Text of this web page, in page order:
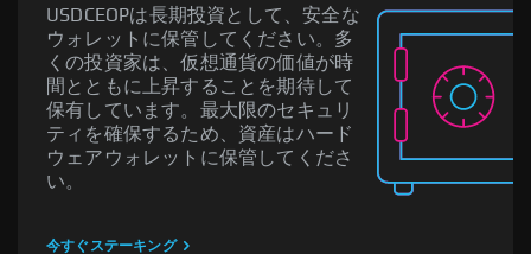
USDCEOPは長期投資として、安全な
ウォレットに保管してください。多
くの投資家は、仮想通貨の価値が時
間とともに上昇することを期待して
保有しています。最大限のセキュリ
ティを確保するため、資産はハード
ウェアウォレットに保管してくださ
い。
今すぐステーキング